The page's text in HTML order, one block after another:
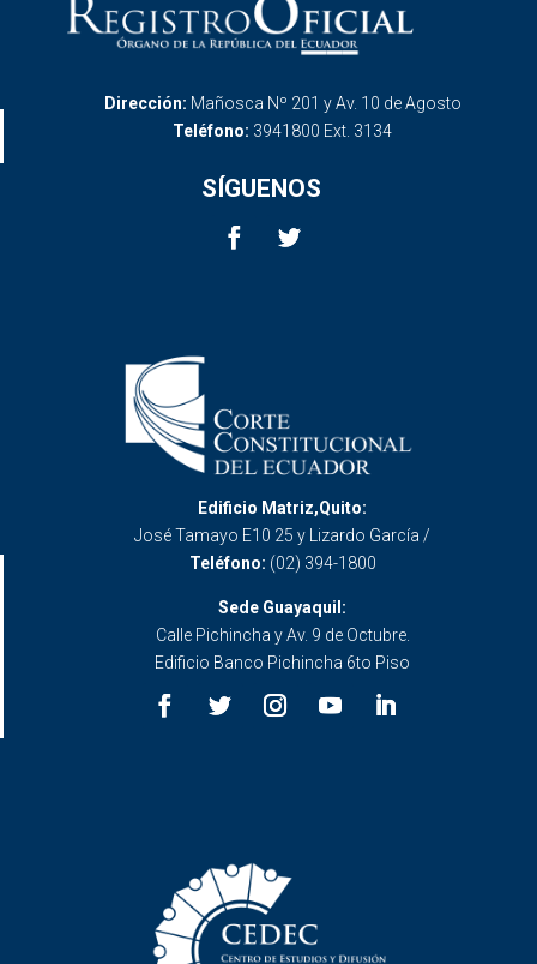
Dirección: Mañosca Nº 201 y Av. 10 de Agosto
Teléfono: 3941800 Ext. 3134
SÍGUENOS
Edificio Matriz,Quito:
José Tamayo E10 25 y Lizardo García /
Teléfono: (02) 394-1800
Sede Guayaquil:
Calle Pichincha y Av. 9 de Octubre.
Edificio Banco Pichincha 6to Piso